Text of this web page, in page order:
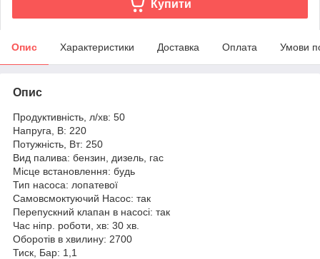
Купити
Опис Характеристики Доставка Оплата Умови
Опис
Продуктивність, л/хв: 50
Напруга, В: 220
Потужність, Вт: 250
Вид палива: бензин, дизель, гас
Місце встановлення: будь
Тип насоса: лопатевої
Самовсмоктуючий Насос: так
Перепускний клапан в насосі: так
Час ніпр. роботи, хв: 30 хв.
Оборотів в хвилину: 2700
Тиск, Бар: 1,1